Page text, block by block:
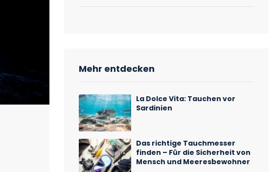
Mehr entdecken
La Dolce Vita: Tauchen vor
Sardinien
Das richtige Tauchmesser
finden – Für die Sicherheit von
Mensch und Meeresbewohner